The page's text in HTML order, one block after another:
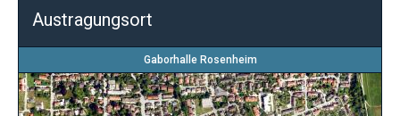
Austragungsort
Gaborhalle Rosenheim